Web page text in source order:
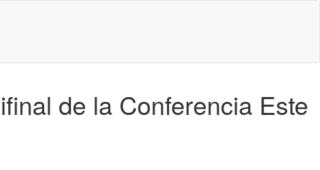
de la Conferencia Este